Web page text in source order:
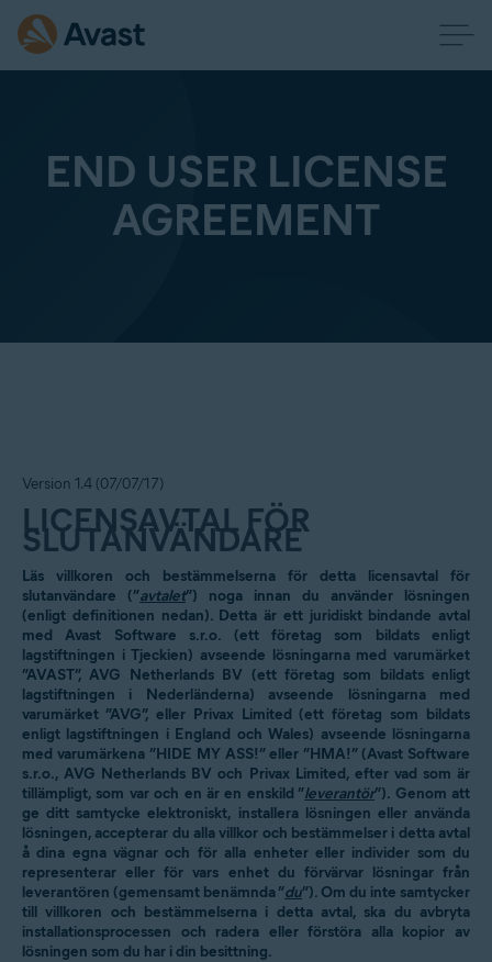
END USER LICENSE
AGREEMENT
Version 1.4 (07/07/17)
LICENSAVTAL FÖR
SLUTANVÄNDARE
Läs villkoren och bestämmelserna för detta licensavtal för
slutanvändare (”avtalet”) noga innan du använder lösningen
(enligt definitionen nedan). Detta är ett juridiskt bindande avtal
med Avast Software s.r.o. (ett företag som bildats enligt
lagstiftningen i Tjeckien) avseende lösningarna med varumärket
”AVAST”, AVG Netherlands BV (ett företag som bildats enligt
lagstiftningen i Nederländerna) avseende lösningarna med
varumärket ”AVG”, eller Privax Limited (ett företag som bildats
enligt lagstiftningen i England och Wales) avseende lösningarna
med varumärkena ”HIDE MY ASS!” eller ”HMA!” (Avast Software
s.r.o., AVG Netherlands BV och Privax Limited, efter vad som är
tillämpligt, som var och en är en enskild ”leverantör”). Genom att
ge ditt samtycke elektroniskt, installera lösningen eller använda
lösningen, accepterar du alla villkor och bestämmelser i detta avtal
å dina egna vägnar och för alla enheter eller individer som du
representerar eller för vars enhet du förvärvar lösningar från
leverantören (gemensamt benämnda ”du”). Om du inte samtycker
till villkoren och bestämmelserna i detta avtal, ska du avbryta
installationsprocessen och radera eller förstöra alla kopior av
lösningen som du har i din besittning.